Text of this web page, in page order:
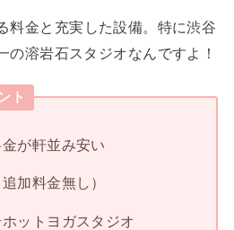
料金と充実した設備。特に渋谷
の溶岩石スタジオなんですよ！
ト
が軒並み安い
加料金無し）
ットヨガスタジオ